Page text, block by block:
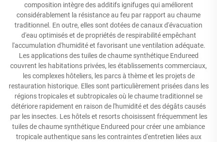
composition intègre des additifs ignifuges qui améliorent
considérablement la résistance au feu par rapport au chaume
traditionnel. En outre, elles sont dotées de canaux d'évacuation
d'eau optimisés et de propriétés de respirabilité empêchant
l'accumulation d'humidité et favorisant une ventilation adéquate.
Les applications des tuiles de chaume synthétique Endureed
couvrent les habitations privées, les établissements commerciaux,
les complexes hôteliers, les parcs à thème et les projets de
restauration historique. Elles sont particulièrement prisées dans les
régions tropicales et subtropicales où le chaume traditionnel se
détériore rapidement en raison de l'humidité et des dégâts causés
par les insectes. Les hôtels et resorts choisissent fréquemment les
tuiles de chaume synthétique Endureed pour créer une ambiance
tropicale authentique sans les contraintes d'entretien liées aux